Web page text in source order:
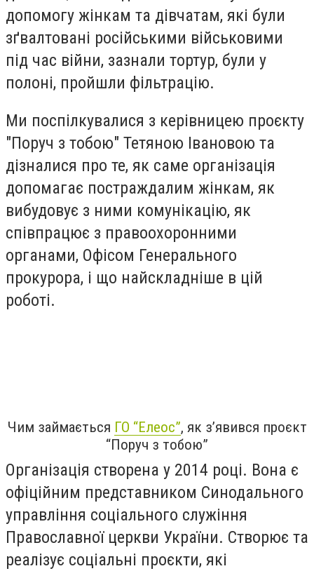
допомогу жінкам та дівчатам, які були
зґвалтовані російськими військовими
під час війни, зазнали тортур, були у
полоні, пройшли фільтрацію.
Ми поспілкувалися з керівницею проєкту
"Поруч з тобою" Тетяною Івановою та
дізналися про те, як саме організація
допомагає постраждалим жінкам, як
вибудовує з ними комунікацію, як
співпрацює з правоохоронними
органами, Офісом Генерального
прокурора, і що найскладніше в цій
роботі.
Чим займається ГО “Елеос”, як зʼявився проєкт
“Поруч з тобою”
Організація створена у 2014 році. Вона є
офіційним представником Синодального
управління соціального служіння
Православної церкви України. Створює та
реалізує соціальні проєкти, які